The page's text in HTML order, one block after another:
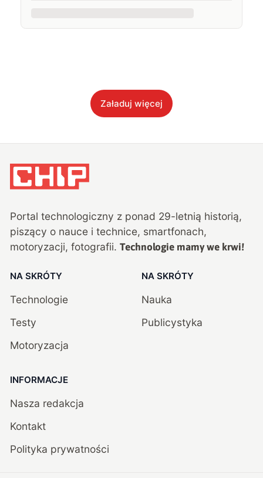
Załaduj więcej
Portal technologiczny z ponad 29-letnią historią,
piszący o nauce i technice, smartfonach,
motoryzacji, fotografii. Technologie mamy we krwi!
NA SKRÓTY
Technologie
Testy
Motoryzacja
NA SKRÓTY
Nauka
Publicystyka
INFORMACJE
Nasza redakcja
Kontakt
Polityka prywatności